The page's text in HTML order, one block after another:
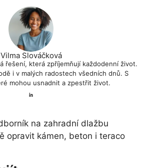
Vilma Slováčková
řešení, která zpříjemňují každodenní život.
i v malých radostech všedních dnů. S
mohou usnadnit a zpestřit život.
na zahradní dlažbu
opravit kámen, beton i teraco